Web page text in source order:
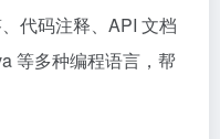
代码注释、API 文档
等多种编程语言，帮